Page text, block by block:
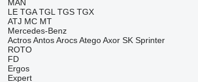
MAN
LE TGA TGL TGS TGX
ATJ MC MT
Mercedes-Benz
Actros Antos Arocs Atego Axor SK Sprinter
ROTO
FD
Ergos
Expert